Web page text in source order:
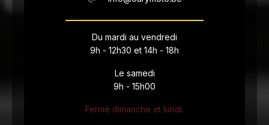
Du mardi au vendredi
9h - 12h30 et 14h - 18h
Le samedi
9h - 15h00
Fermé dimanche et lundi.